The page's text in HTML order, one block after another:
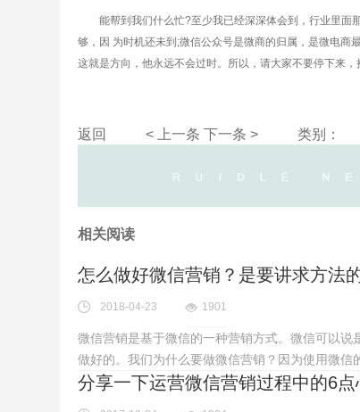
能帮到我们什么忙?至少我已经深深体会到，行业里面
够，因 为时机还未到;微信公众号是微商的归属，是微电商
这就是方向，他永远不会过时。所以，请大家不要停下来
返回 < 上一条 下一条 > 类别：
相关阅读
怎么做好微信营销？是要讲求方法
2018-04-23 1901
微信营销是基于微信的一种营销方式。微信可以
做好的。我们为什么要做微信营销？因为使用微信
分享一下运营微信营销过程中的6点